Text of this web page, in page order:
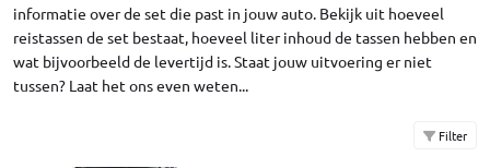
informatie over de set die past in jouw auto. Bekijk uit hoeveel
reistassen de set bestaat, hoeveel liter inhoud de tassen hebben en
wat bijvoorbeeld de levertijd is. Staat jouw uitvoering er niet
tussen? Laat het ons even weten...
Filter